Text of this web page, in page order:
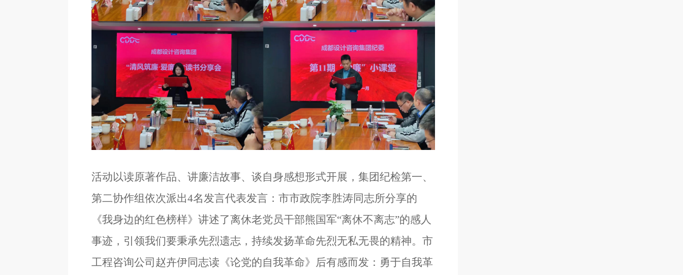
活动以读原著作品、讲廉洁故事、 谈自身感想形式开展 ，集团纪检第一、
第二协作组依次派出4名发言代表发言：市市政院李胜涛同志所分享的
《我身边的红色榜样》讲述了离休老党员干部熊国军“离休不离志”的感人
事迹 ，引领我们要秉承先烈遗志， 持续发扬革命先烈无私无畏的精神。 市
工程咨询公司赵卉伊同志读《论党的自我革命》后有感而发： 勇于自我革